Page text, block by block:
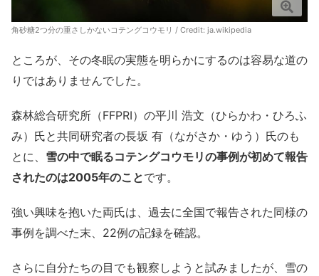
角砂糖2つ分の重さしかないコテングコウモリ / Credit: ja.wikipedia
ところが、その冬眠の実態を明らかにするのは容易な道の
りではありませんでした。
森林総合研究所（FFPRI）の平川 浩文（ひらかわ・ひろふ
み）氏と共同研究者の長坂 有（ながさか・ゆう）氏のも
とに、 雪の中で眠るコテングコウモリの事例が初めて報告
されたのは2005年のことです。
強い興味を抱いた両氏は、過去に全国で報告された同様の
事例を調べた末、22例の記録を確認。
さらに自分たちの目でも観察しようと試みましたが、雪の